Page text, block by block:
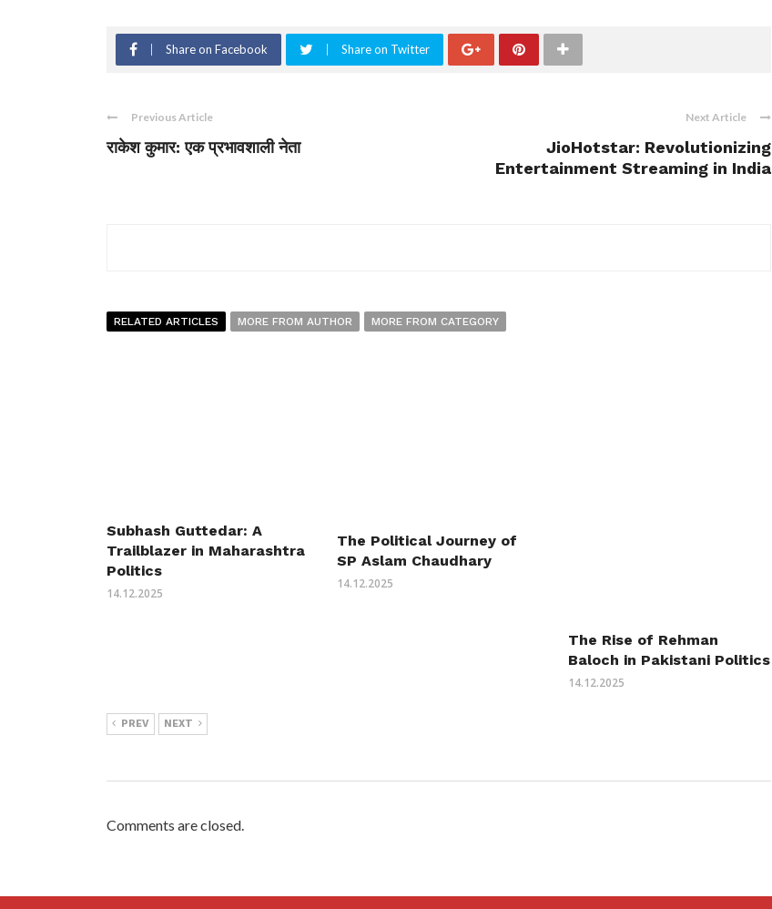
Share on Facebook Share on Twitter
Previous Article
राकेश कुमार: एक प्रभावशाली नेता
Next Article
JioHotstar: Revolutionizing
Entertainment Streaming in India
RELATED ARTICLES MORE FROM AUTHOR MORE FROM CATEGORY
Subhash Guttedar: A
Trailblazer in Maharashtra
Politics
14.12.2025
The Political Journey of
SP Aslam Chaudhary
14.12.2025
The Rise of Rehman
Baloch in Pakistani Politics
14.12.2025
PREV NEXT
Comments are closed.